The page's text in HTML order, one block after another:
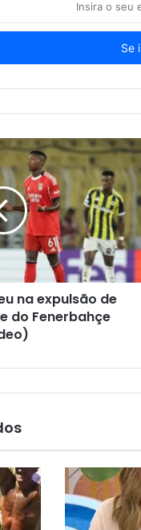
na expulsão de
do Fenerbahçe